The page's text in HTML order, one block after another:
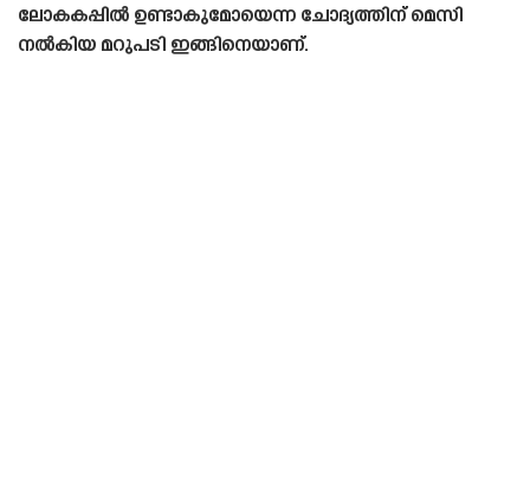
ലോകകപ്പിൽ ഉണ്ടാകുമോയെന്ന ചോദ്യത്തിന് മെസി
നൽകിയ മറുപടി ഇങ്ങിനെയാണ്‌.